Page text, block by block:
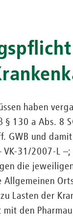
haben
130 a Abs. 8
GWB und
VK-31/2007-L
die
Lasten der
den